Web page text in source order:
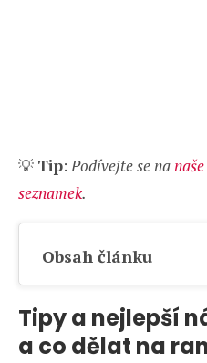
💡 Tip:Podívejte se na
seznamek.
Obsah článku
Tipy a nejlepší
a co dělat na